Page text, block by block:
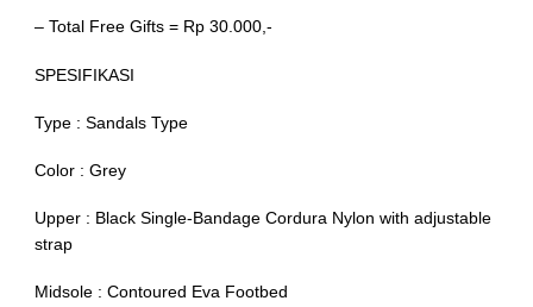
– Total Free Gifts = Rp 30.000,-
SPESIFIKASI
Type : Sandals Type
Color : Grey
Upper : Black Single-Bandage Cordura Nylon with adjustable
strap
Midsole : Contoured Eva Footbed